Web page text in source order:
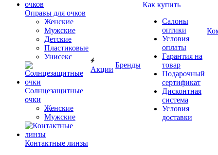
Оправы для очков
Женские
Мужские
Детские
Пластиковые
Унисекс
Солнцезащитные
очки
Женские
Мужские
Контактные линзы
Акции
Бренды
Как купить
Салоны
оптики
Условия
оплаты
Гарантия на
товар
Подарочный
сертификат
Дисконтная
система
Условия
доставки